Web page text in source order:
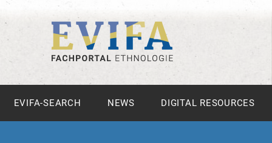
EVIFA-SEARCH NEWS DIGITAL RESOURCES